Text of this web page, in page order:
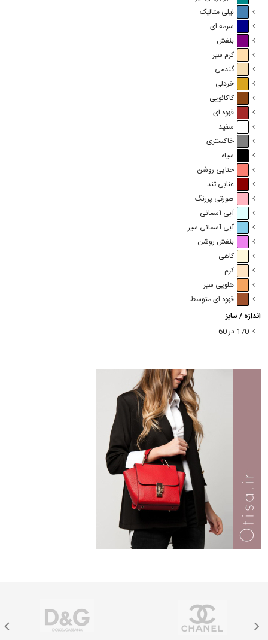
نیلی متالیک
سرمه ای
بنفش
کرم سیر
گندمی
خردلی
کاکائویی
قهوه ای
سفید
خاکستری
سیاه
حنایی روشن
عنابی تند
صورتی پررنگ
آبی آسمانی
آبی آسمانی سیر
بنفش روشن
کاهی
کرم
هلویی سیر
قهوه ای متوسط
اندازه / سایز
170 در 60